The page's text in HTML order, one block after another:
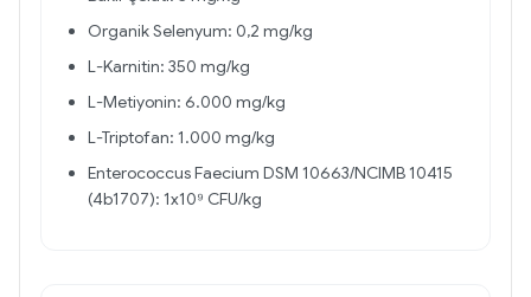
Organik Selenyum: 0,2 mg/kg
L-Karnitin: 350 mg/kg
L-Metiyonin: 6.000 mg/kg
L-Triptofan: 1.000 mg/kg
Enterococcus Faecium DSM 10663/NCIMB 10415
(4b1707): 1x10⁹ CFU/kg